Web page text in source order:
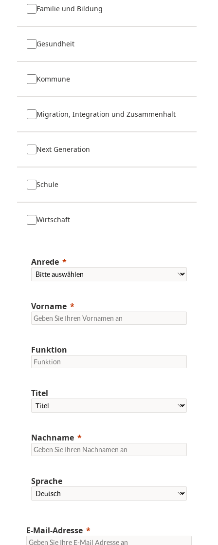
Familie und Bildung
Gesundheit
Kommune
Migration, Integration und Zusammenhalt
Next Generation
Schule
Wirtschaft
Anrede
Vorname
Funktion
Titel
Nachname
Sprache
E-Mail-Adresse